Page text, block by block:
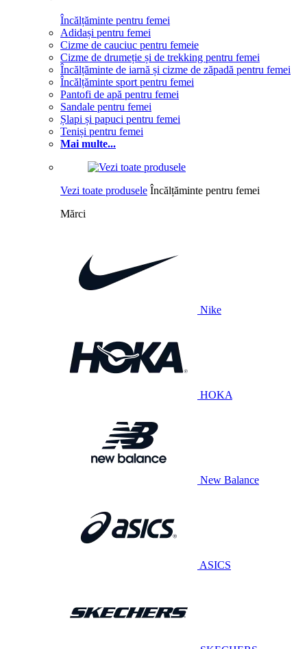
Încălțăminte pentru femei
Adidași pentru femei
Cizme de cauciuc pentru femeie
Cizme de drumeție și de trekking pentru femei
Încălțăminte de iarnă și cizme de zăpadă pentru femei
Încălțăminte sport pentru femei
Pantofi de apă pentru femei
Sandale pentru femei
Șlapi și papuci pentru femei
Teniși pentru femei
Mai multe...
Vezi toate produsele Încălțăminte pentru femei
Mărci
Nike
HOKA
New Balance
ASICS